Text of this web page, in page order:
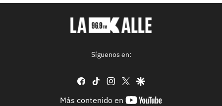
Síguenos en:
facebook
tiktok instagram
twittergoogle
Más contenido en
youtube-